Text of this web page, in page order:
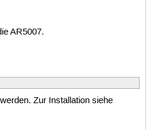
AR5007.
Zur Installation siehe